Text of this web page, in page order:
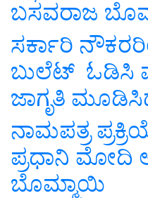
ಬಸವರಾಜ
ಸರ್ಕಾರಿ
ಬುಲೆಟ್ ಓಡಿಸಿ
ಜಾಗೃತಿ
ನಾಮಪತ್ರ
ಪ್ರಧಾನಿ ಮೋದಿ
ಬೊಮ್ಮಾಯಿ